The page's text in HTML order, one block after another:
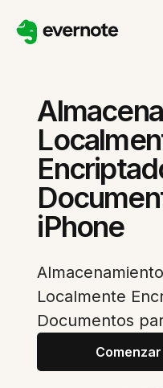
iPhone
Localmente
Documentos